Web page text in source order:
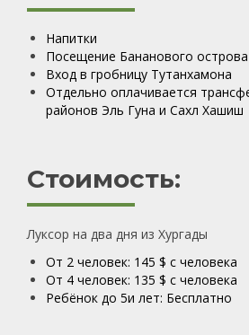
Напитки
Посещение Бананового
Вход в гробницу Тутанхамона
Отдельно оплачивается
районов Эль Гуна и Сахл
Стоимость:
Луксор на два дня из Хургады
От 2 человек: 145 $ с человека
От 4 человек: 135 $ с человека
Ребёнок до 5и лет: Бесплатно